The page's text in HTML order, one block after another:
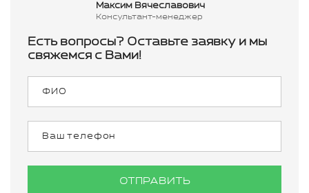
Максим Вячеславович
Консультант-менеджер
Есть вопросы? Оставьте заявку и мы
свяжемся с Вами!
ОТПРАВИТЬ